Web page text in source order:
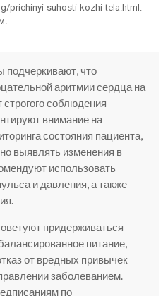
prichinyi-suhosti-kozhi-tela.html.
подчеркивают, что
аритмии сердца на
соблюдения
внимание на
состояния пациента,
выявлять изменения в
использовать
и давления, а также
придерживаться
питание,
от вредных привычек
заболеванием.
по